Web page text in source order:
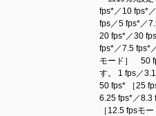
fps*／10 fps*
fps／5 fps*／
20 fps*／30
fps*／7.5 fps*
モード］ 50
す。 1 fps／
50 fps* ［25
6.25 fps*／8.3
［12.5 fpsモ